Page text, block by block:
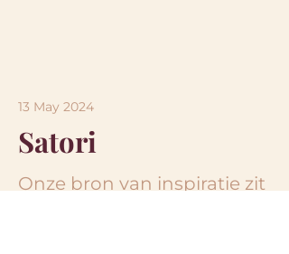
13 May 2024
Satori
Onze bron van inspiratie zit